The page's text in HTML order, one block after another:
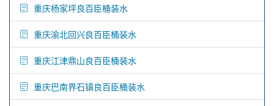
重庆杨家坪良百臣桶装水
重庆渝北回兴良百臣桶装水
重庆江津鼎山良百臣桶装水
重庆巴南界石镇良百臣桶装水